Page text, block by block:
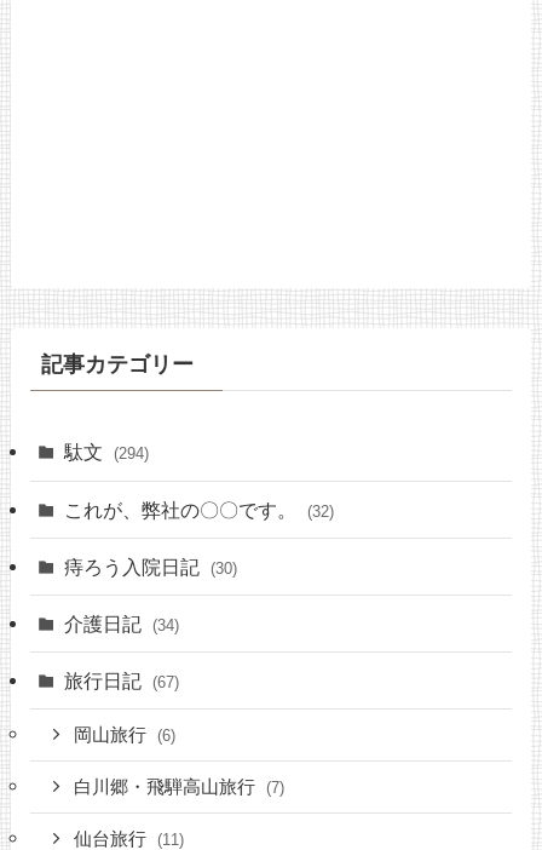
記事カテゴリー
駄文 (294)
これが、弊社の〇〇です。 (32)
痔ろう入院日記 (30)
介護日記 (34)
旅行日記 (67)
岡山旅行 (6)
白川郷・飛騨高山旅行 (7)
仙台旅行 (11)